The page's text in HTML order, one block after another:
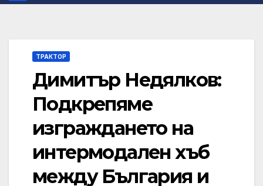
ТРАКТОР
Димитър Недялков:
Подкрепяме
изграждането на
интермодален хъб
между България и